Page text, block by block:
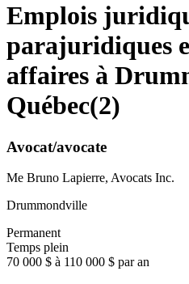
Emplois
parajuridiques
affaires à
Québec(2)
Avocat/avocate
Me Bruno Lapierre, Avocats Inc.
Drummondville
Permanent
Temps plein
70 000 $ à 110 000 $ par an